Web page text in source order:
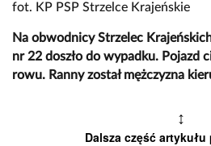
fot. KP PSP Strzelce Krajeńskie
Na obwodnicy Strzelec
nr 22 doszło do wypadku. Pojazd
rowu. Ranny został mężczyzna
↕
Dalsza część